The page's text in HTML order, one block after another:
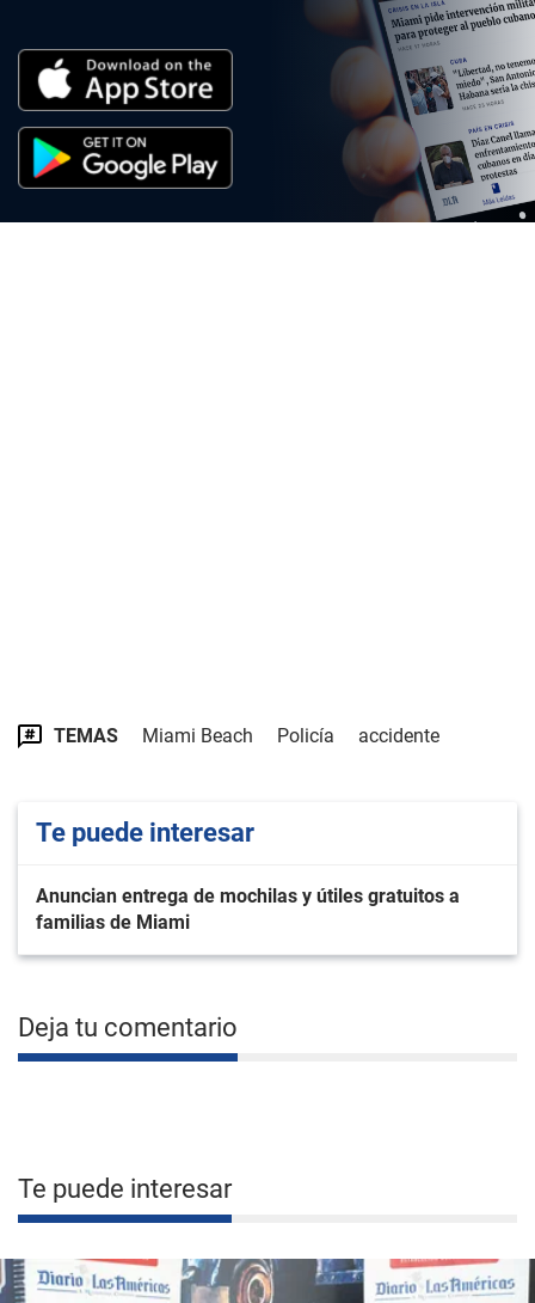
TEMAS Miami Beach Policía accidente
Te puede interesar
Anuncian entrega de mochilas y útiles gratuitos a
familias de Miami
Deja tu comentario
Te puede interesar